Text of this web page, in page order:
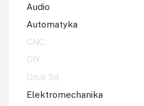
Audio
Automatyka
CNC
DIY
Druk 3d
Elektromechanika